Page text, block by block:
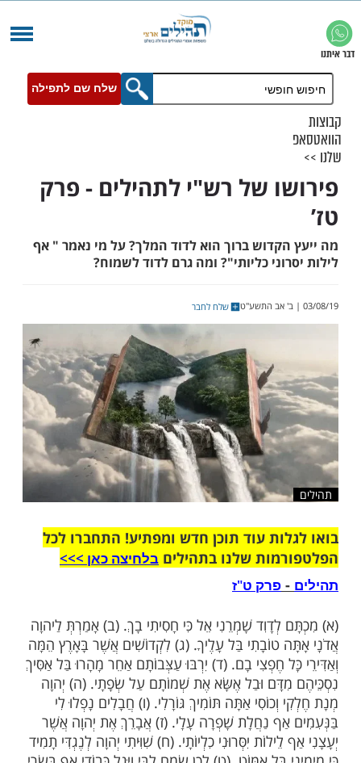
שלח שם לתפילה
של רש"י לתהילים - פרק
ברוך הוא לדוד המלך? על מי נאמר " אף
כליותי"? ומה גרם לדוד לשמוח?
שלח לחבר
עוד תוכן חדש ומפתיע! התחברו לכל
שלנו בתהיליםבלחיצה כאן >>>​
פרק ט"ז